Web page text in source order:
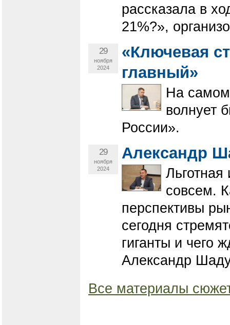
рассказала в
21%?»,
29
ноября
2024
«Ключевая
главный»
На самом
волнует
России».
29
ноября
2024
Александр
Льготная
совсем.
перспективы
сегодня
гиганты и чего
Александр
Все материалы